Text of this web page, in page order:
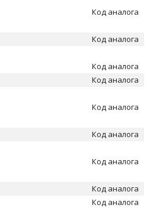
Код аналога
Код аналога
Код аналога
Код аналога
Код аналога
Код аналога
Код аналога
Код аналога
Код аналога